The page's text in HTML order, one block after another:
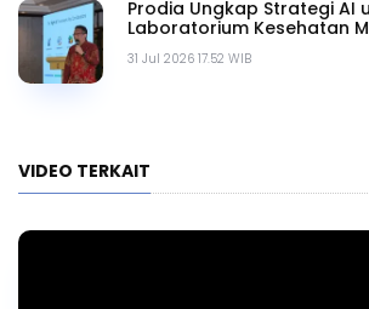
31 Jul 2026 17.52 WIB
Prodia Ungkap Strategi AI
Laboratorium Kesehatan
VIDEO TERKAIT